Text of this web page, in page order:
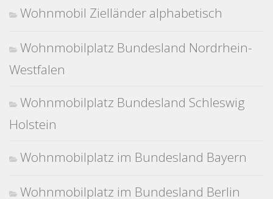
Wohnmobil Zielländer alphabetisch
Wohnmobilplatz Bundesland Nordrhein-
Westfalen
Wohnmobilplatz Bundesland Schleswig
Holstein
Wohnmobilplatz im Bundesland Bayern
Wohnmobilplatz im Bundesland Berlin